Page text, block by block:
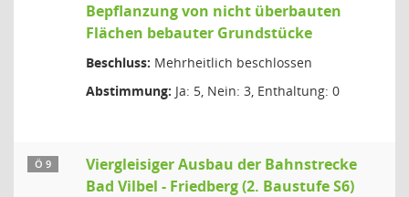
Bepflanzung von nicht überbauten
Flächen bebauter Grundstücke
Beschluss: Mehrheitlich beschlossen
Abstimmung: Ja: 5, Nein: 3, Enthaltung: 0
Ö 9
Viergleisiger Ausbau der Bahnstrecke
Bad Vilbel - Friedberg (2. Baustufe S6)